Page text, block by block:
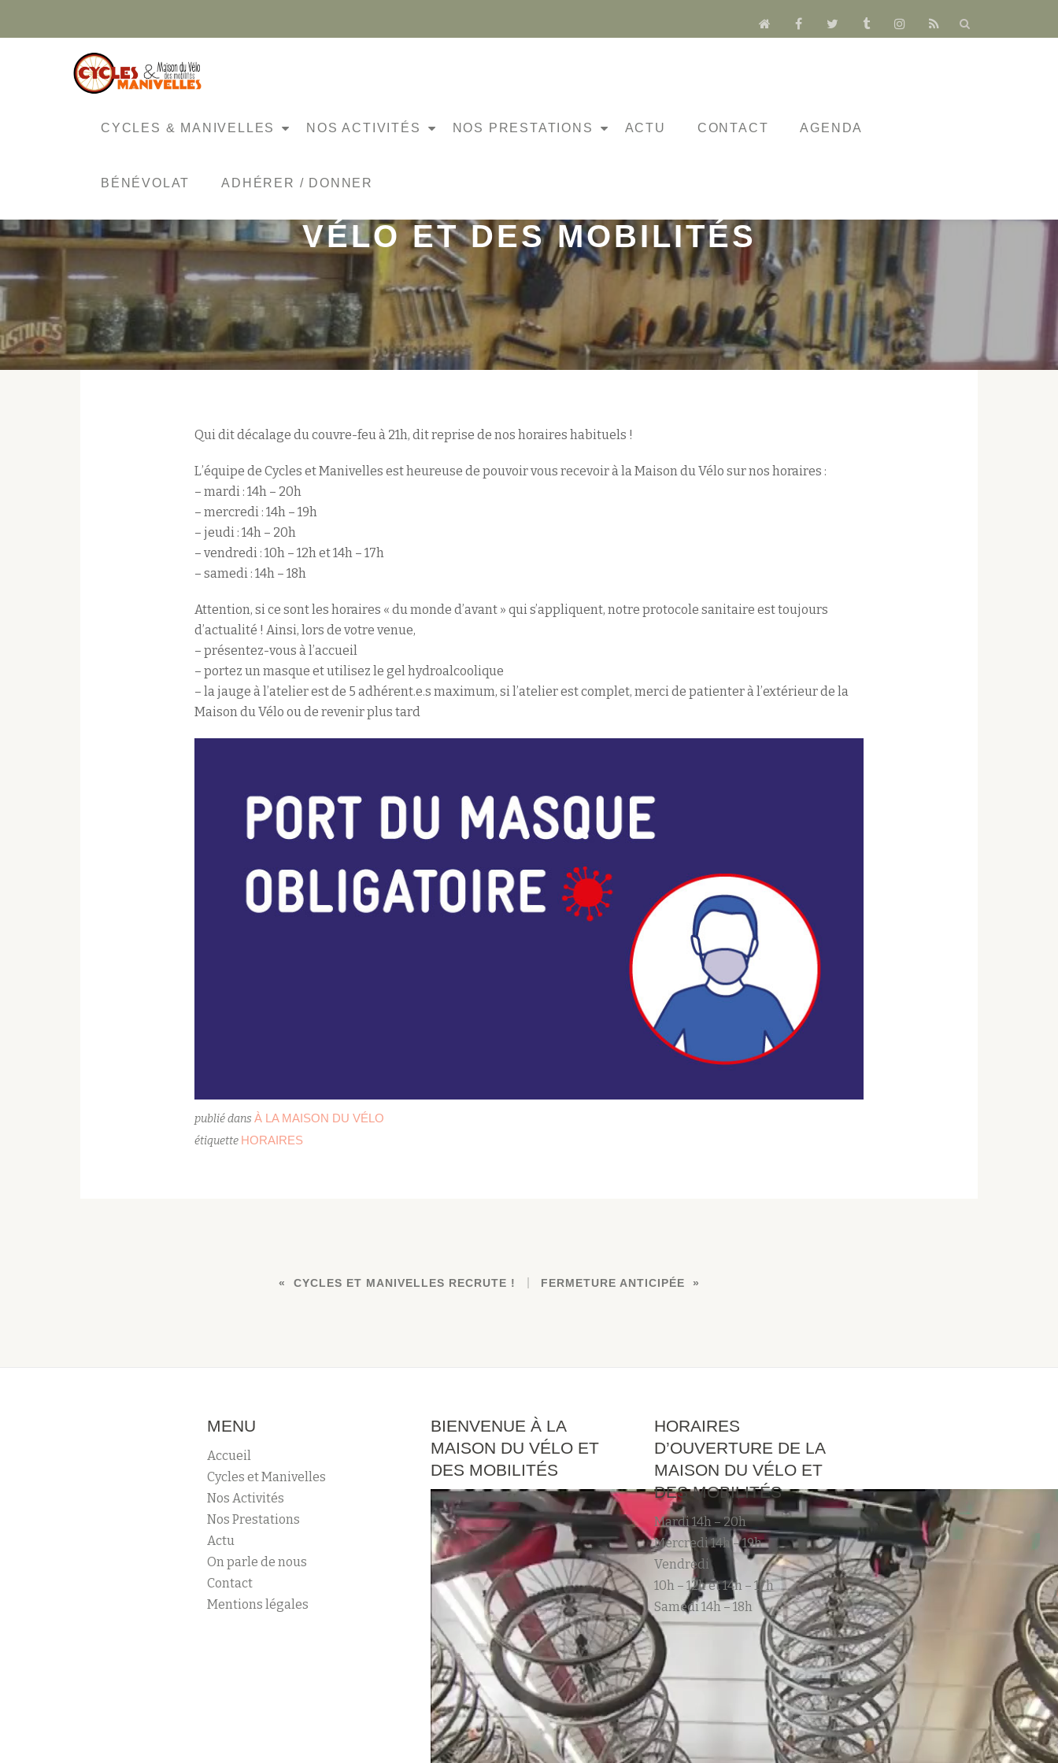
Aller
fa-
fa-
fa-
fa-
fa-
fa-
CYCLES & MANIVELLES NOS ACTIVITÉS NOS PRESTATIONS ACTU CONTACT AGENDA
BÉNÉVOLAT ADHÉRER / DONNER
MISE À JOUR DES HORAIRES DE LA MAISON DU
VÉLO ET DES MOBILITÉS
Qui dit décalage du couvre-feu à 21h, dit reprise de nos horaires habituels !
L’équipe de Cycles et Manivelles est heureuse de pouvoir vous recevoir à la Maison du Vélo sur nos horaires :
– mardi : 14h – 20h
– mercredi : 14h – 19h
– jeudi : 14h – 20h
– vendredi : 10h – 12h et 14h – 17h
– samedi : 14h – 18h
Attention, si ce sont les horaires « du monde d’avant » qui s’appliquent, notre protocole sanitaire est toujours
d’actualité ! Ainsi, lors de votre venue,
– présentez-vous à l’accueil
– portez un masque et utilisez le gel hydroalcoolique
– la jauge à l’atelier est de 5 adhérent.e.s maximum, si l’atelier est complet, merci de patienter à l’extérieur de la
Maison du Vélo ou de revenir plus tard
publié dans À LA MAISON DU VÉLO
étiquette HORAIRES
CYCLES ET MANIVELLES RECRUTE ! FERMETURE ANTICIPÉE
MENU
Accueil
Cycles et Manivelles
Nos Activités
Nos Prestations
Actu
On parle de nous
Contact
Mentions légales
BIENVENUE À LA
MAISON DU VÉLO ET
DES MOBILITÉS
HORAIRES
D’OUVERTURE DE LA
MAISON DU VÉLO ET
DES MOBILITÉS
Mardi 14h – 20h
Mercredi 14h – 19h
Vendredi
10h – 12h et 14h – 17h
Samedi 14h – 18h